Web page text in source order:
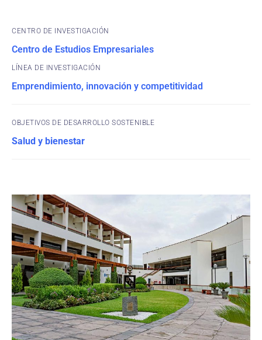
CENTRO DE INVESTIGACIÓN
Centro de Estudios Empresariales
Emprendimiento, innovación y competitividad
OBJETIVOS DE DESARROLLO SOSTENIBLE
Salud y bienestar